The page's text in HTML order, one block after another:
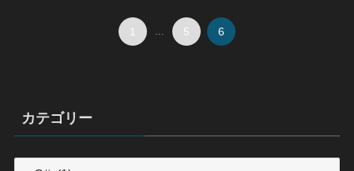
1 ... 5 6
カテゴリー